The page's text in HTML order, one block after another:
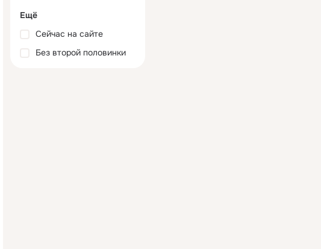
Ещё
Сейчас на сайте
Без второй половинки